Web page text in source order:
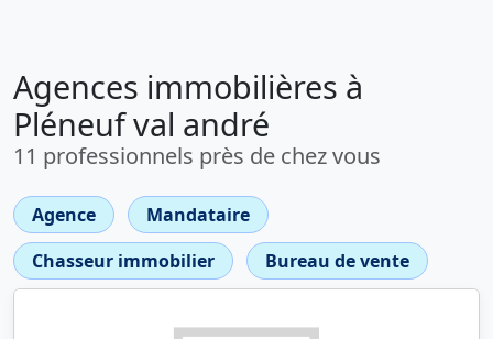
Agences immobilières à
Pléneuf val andré
11 professionnels près de chez vous
Agence
Mandataire
Chasseur immobilier
Bureau de vente